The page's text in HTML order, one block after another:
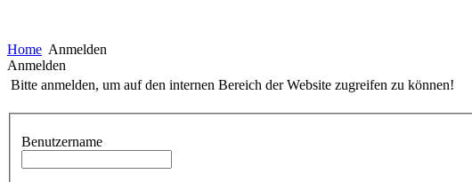
Home Anmelden
Anmelden
Bitte anmelden, um auf den internen Bereich der Website zugreifen zu können!
Benutzername